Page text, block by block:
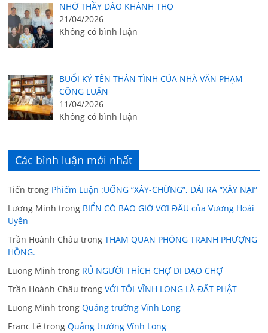
NHỚ THẦY ĐÀO KHÁNH THỌ
21/04/2026
Không có bình luận
BUỔI KÝ TÊN THÂN TÌNH CỦA NHÀ VĂN PHẠM
CÔNG LUẬN
11/04/2026
Không có bình luận
Các bình luận mới nhất
Tiến trong Phiếm Luận :UỐNG “XÂY-CHỪNG”, ĐÁI RA “XÂY NẠI”
Lương Minh trong BIỂN CÓ BAO GIỜ VƠI ĐÂU của Vương Hoài
Uyên
Trần Hoành Châu trongTHAM QUAN PHÒNG TRANH PHƯỢNG
HỒNG.
Luong Minh trong RỦ NGƯỜI THÍCH CHỢ ĐI DẠO CHỢ
Trần Hoành Châu trongVỚI TÔI-VĨNH LONG LÀ ĐẤT PHẬT
Luong Minh trongQuảng trường Vĩnh Long
Franc Lê trongQuảng trường Vĩnh Long